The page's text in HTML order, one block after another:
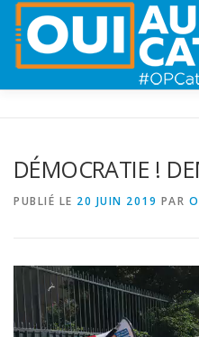
PANNEAUX POUR MA
DÉMOCRATIE !
PUBLIÉ LE 20 JUIN 2019 PAR
Lecteur
vidéo